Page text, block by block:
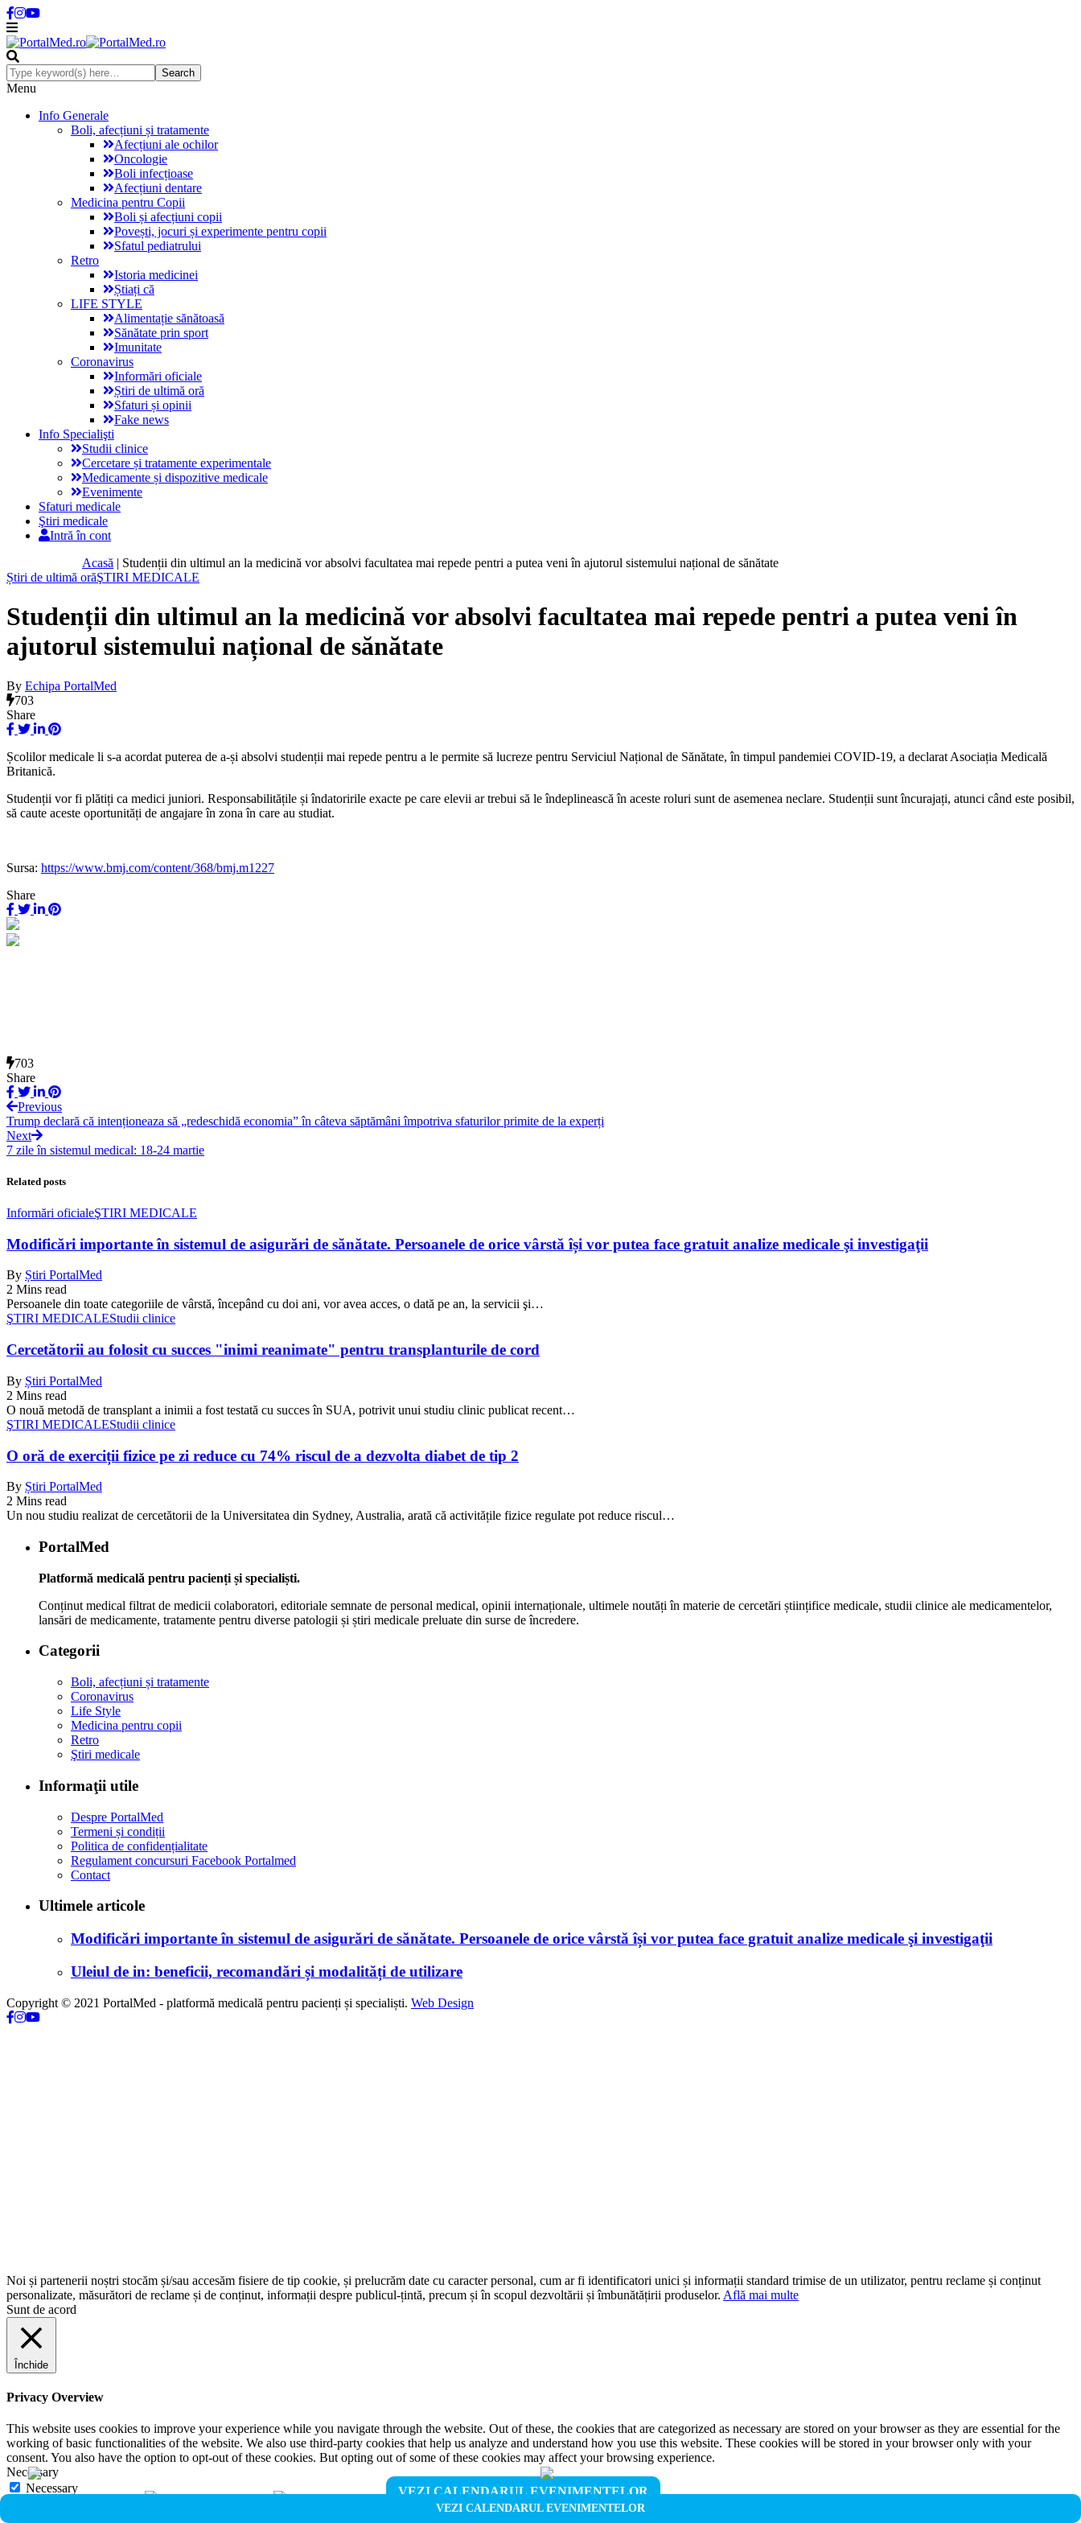
Menu
Info Generale
Boli, afecțiuni și tratamente
Afecțiuni ale ochilor
Oncologie
Boli infecțioase
Afecțiuni dentare
Medicina pentru Copii
Boli și afecțiuni copii
Povești, jocuri și experimente pentru copii
Sfatul pediatrului
Retro
Istoria medicinei
Știați că
LIFE STYLE
Alimentație sănătoasă
Sănătate prin sport
Imunitate
Coronavirus
Informări oficiale
Știri de ultimă oră
Sfaturi și opinii
Fake news
Info Specialişti
Studii clinice
Cercetare și tratamente experimentale
Medicamente și dispozitive medicale
Evenimente
Sfaturi medicale
Ştiri medicale
Intră în cont
Acasă | Studenții din ultimul an la medicină vor absolvi facultatea mai repede pentri a putea veni în ajutorul sistemului național de sănătate
Știri de ultimă orăŞTIRI MEDICALE
Studenții din ultimul an la medicină vor absolvi facultatea mai repede pentri a putea veni în
ajutorul sistemului național de sănătate
By Echipa PortalMed
703
Share
Școlilor medicale li s-a acordat puterea de a-și absolvi studenții mai repede pentru a le permite să lucreze pentru Serviciul Național de Sănătate, în timpul pandemiei COVID-19, a declarat Asociația Medicală
Britanică.
Studenții vor fi plătiți ca medici juniori. Responsabilitățile și îndatoririle exacte pe care elevii ar trebui să le îndeplinească în aceste roluri sunt de asemenea neclare. Studenții sunt încurajați, atunci când este posibil,
să caute aceste oportunități de angajare în zona în care au studiat.
Sursa: https://www.bmj.com/content/368/bmj.m1227
Share
VEZI CALENDARUL EVENIMENTELOR
VEZI CALENDARUL EVENIMENTELOR
703
Share
Previous
Trump declară că intenționeaza să „redeschidă economia” în câteva săptămâni împotriva sfaturilor primite de la experți
Next
7 zile în sistemul medical: 18-24 martie
Related posts
Informări oficialeŞTIRI MEDICALE
Modificări importante în sistemul de asigurări de sănătate. Persoanele de orice vârstă își vor putea face gratuit analize medicale şi investigaţii
By Știri PortalMed
2 Mins read
Persoanele din toate categoriile de vârstă, începând cu doi ani, vor avea acces, o dată pe an, la servicii şi…
ŞTIRI MEDICALEStudii clinice
Cercetătorii au folosit cu succes "inimi reanimate" pentru transplanturile de cord
By Știri PortalMed
2 Mins read
O nouă metodă de transplant a inimii a fost testată cu succes în SUA, potrivit unui studiu clinic publicat recent…
ŞTIRI MEDICALEStudii clinice
O oră de exerciții fizice pe zi reduce cu 74% riscul de a dezvolta diabet de tip 2
By Știri PortalMed
2 Mins read
Un nou studiu realizat de cercetătorii de la Universitatea din Sydney, Australia, arată că activitățile fizice regulate pot reduce riscul…
PortalMed
Platformă medicală pentru pacienți și specialiști.
Conținut medical filtrat de medicii colaboratori, editoriale semnate de personal medical, opinii internaționale, ultimele noutăți în materie de cercetări științifice medicale, studii clinice ale medicamentelor,
lansări de medicamente, tratamente pentru diverse patologii și știri medicale preluate din surse de încredere.
Categorii
Boli, afecțiuni și tratamente
Coronavirus
Life Style
Medicina pentru copii
Retro
Ştiri medicale
Informaţii utile
Despre PortalMed
Termeni și condiții
Politica de confidențialitate
Regulament concursuri Facebook Portalmed
Contact
Ultimele articole
Modificări importante în sistemul de asigurări de sănătate. Persoanele de orice vârstă își vor putea face gratuit analize medicale şi investigaţii
Uleiul de in: beneficii, recomandări și modalități de utilizare
Copyright © 2021 PortalMed - platformă medicală pentru pacienți și specialiști. Web Design
Noi și partenerii noștri stocăm și/sau accesăm fisiere de tip cookie, și prelucrăm date cu caracter personal, cum ar fi identificatori unici și informații standard trimise de un utilizator, pentru reclame și conținut
personalizate, măsurători de reclame și de conținut, informații despre publicul-țintă, precum și în scopul dezvoltării și îmbunătățirii produselor. Află mai multe
Sunt de acord
Închide
Privacy Overview
This website uses cookies to improve your experience while you navigate through the website. Out of these, the cookies that are categorized as necessary are stored on your browser as they are essential for the
working of basic functionalities of the website. We also use third-party cookies that help us analyze and understand how you use this website. These cookies will be stored in your browser only with your
consent. You also have the option to opt-out of these cookies. But opting out of some of these cookies may affect your browsing experience.
Necessary
Necessary